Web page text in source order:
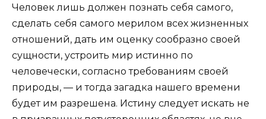
Человек лишь должен познать себя самого,
сделать себя самого мерилом всех жизненных
отношений, дать им оценку сообразно своей
сущности, устроить мир истинно по
человечески, согласно требованиям своей
природы, — и тогда загадка нашего времени
будет им разрешена. Истину следует искать не